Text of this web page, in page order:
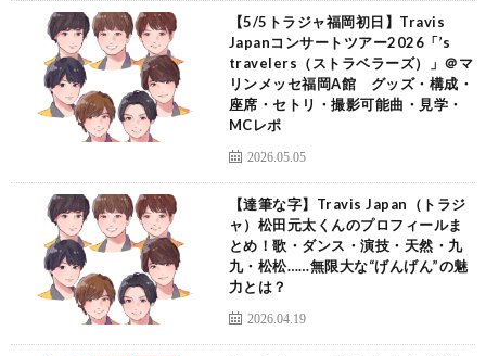
【5/5トラジャ福岡初日】Travis
Japanコンサートツアー2026「’s
travelers（ストラベラーズ）」＠マ
リンメッセ福岡A館 グッズ・構成・
座席・セトリ・撮影可能曲・見学・
MCレポ
2026.05.05
【達筆な字】Travis Japan（トラジ
ャ）松田元太くんのプロフィールま
とめ！歌・ダンス・演技・天然・九
九・松松……無限大な“げんげん”の魅
力とは？
2026.04.19